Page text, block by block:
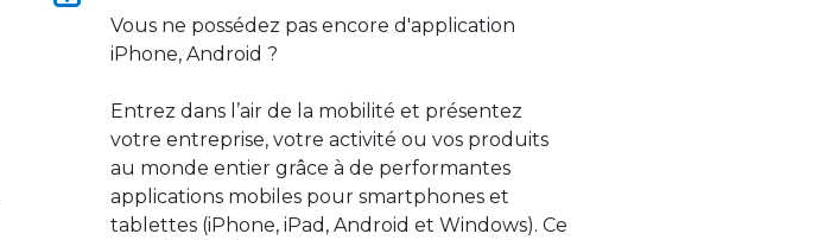
Vous ne possédez pas encore d'application
iPhone, Android ?
Entrez dans l’air de la mobilité et présentez
votre entreprise, votre activité ou vos produits
au monde entier grâce à de performantes
applications mobiles pour smartphones et
tablettes (iPhone, iPad, Android et Windows). Ce